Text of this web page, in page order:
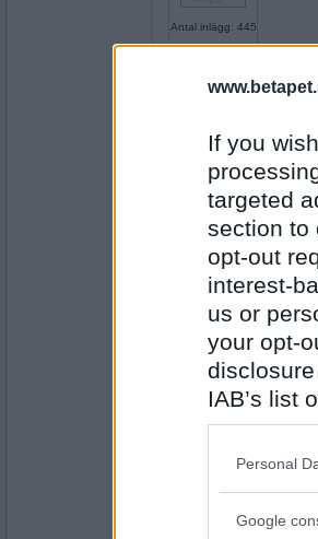
If you
targeted
section to
opt-out
interest-
us or
your opt-
IAB’s list
also be
Please
Personal
Google
Antal inlägg: 445
Antal inlägg:
2153
Kolera
Antal inlägg:
Ost
Ruckzuck
Antal inlägg:
Marsvin